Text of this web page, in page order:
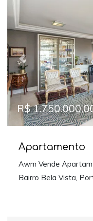
Previous
R$
Apartamento
Awm Vende
Bairro Bela Vista,